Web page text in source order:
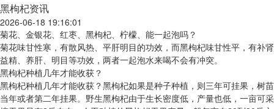
黑枸杞资讯
2026-06-18 19:16:01
菊花、金银花、红枣、黑枸杞、柠檬、能一起泡吗？
菊花味甘性寒，有散风热、平肝明目的功效，而黑枸杞味甘性平，有补肾
益精、养肝、明目等功效，两者一起泡水来喝不会有冲突。
黑枸杞种植几年才能收获？
黑枸杞种植几年才能收获？黑枸杞如果是种子种植，则三年可挂果，树苗
当年或者第二年挂果。野生黑枸杞由于生长密度低，产量也低，一亩可采